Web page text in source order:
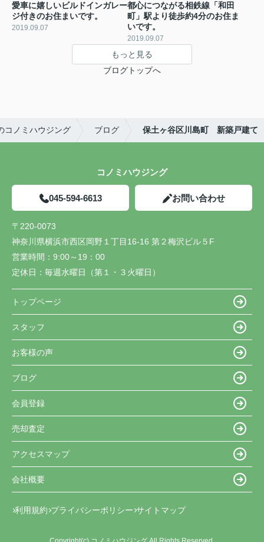
愛車に嬉しいビルドインガレー
ジ付きのお住まいです。
2019.09.07
都心につながる相鉄線「和田
町」駅より徒歩約4分のお住ま
いです。
2019.09.07
もっと見る
ブログトップへ
コノミハウジング ブログ 保土ヶ谷区川島町 新築戸建て
コノミハウジング
045-594-6613 お問い合わせ
〒220-0073
神奈川県横浜市西区岡野１丁目16-16 第２梅沢ビル５F
営業時間： 9:00～19：00
定休日： 毎週水曜日（第１・３火曜日）
トップページ
スタッフ
お客様の声
ブログ
会員登録
売却査定
アクセスマップ
会社概要
利用規約 プライバシーポリシー サイトマップ